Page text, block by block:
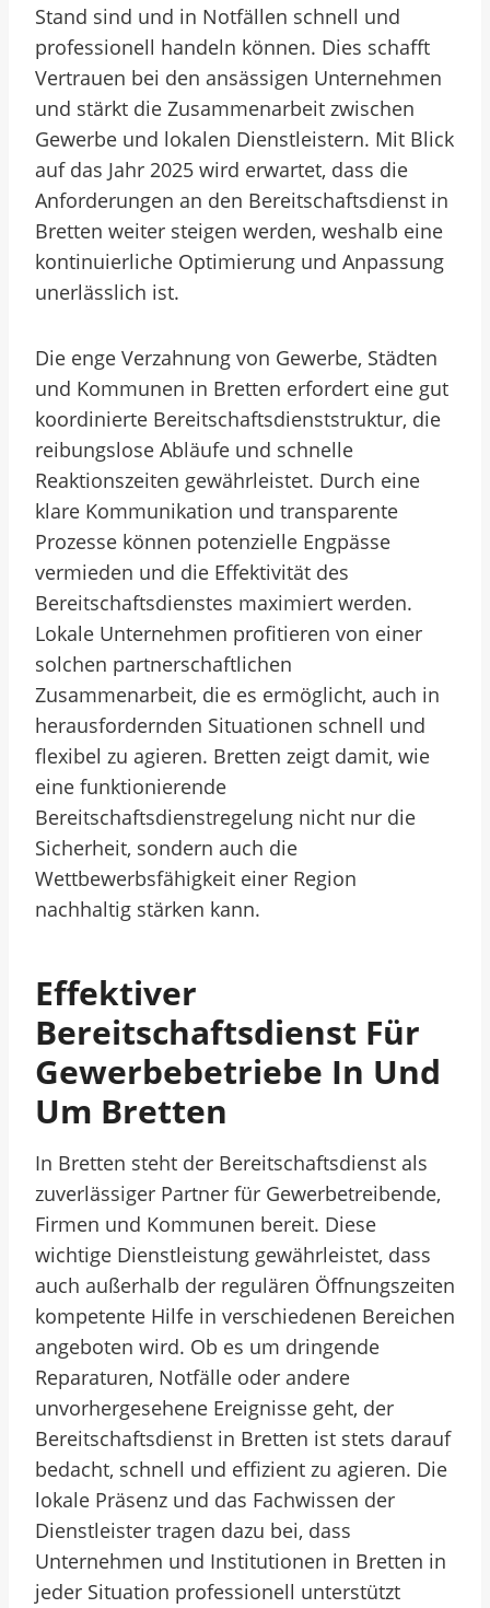
Stand sind und in Notfällen schnell und
professionell handeln können. Dies schafft
Vertrauen bei den ansässigen Unternehmen
und stärkt die Zusammenarbeit zwischen
Gewerbe und lokalen Dienstleistern. Mit Blick
auf das Jahr 2025 wird erwartet, dass die
Anforderungen an den Bereitschaftsdienst in
Bretten weiter steigen werden, weshalb eine
kontinuierliche Optimierung und Anpassung
unerlässlich ist.
Die enge Verzahnung von Gewerbe, Städten
und Kommunen in Bretten erfordert eine gut
koordinierte Bereitschaftsdienststruktur, die
reibungslose Abläufe und schnelle
Reaktionszeiten gewährleistet. Durch eine
klare Kommunikation und transparente
Prozesse können potenzielle Engpässe
vermieden und die Effektivität des
Bereitschaftsdienstes maximiert werden.
Lokale Unternehmen profitieren von einer
solchen partnerschaftlichen
Zusammenarbeit, die es ermöglicht, auch in
herausfordernden Situationen schnell und
flexibel zu agieren. Bretten zeigt damit, wie
eine funktionierende
Bereitschaftsdienstregelung nicht nur die
Sicherheit, sondern auch die
Wettbewerbsfähigkeit einer Region
nachhaltig stärken kann.
Effektiver
Bereitschaftsdienst Für
Gewerbebetriebe In Und
Um Bretten
In Bretten steht der Bereitschaftsdienst als
zuverlässiger Partner für Gewerbetreibende,
Firmen und Kommunen bereit. Diese
wichtige Dienstleistung gewährleistet, dass
auch außerhalb der regulären Öffnungszeiten
kompetente Hilfe in verschiedenen Bereichen
angeboten wird. Ob es um dringende
Reparaturen, Notfälle oder andere
unvorhergesehene Ereignisse geht, der
Bereitschaftsdienst in Bretten ist stets darauf
bedacht, schnell und effizient zu agieren. Die
lokale Präsenz und das Fachwissen der
Dienstleister tragen dazu bei, dass
Unternehmen und Institutionen in Bretten in
jeder Situation professionell unterstützt